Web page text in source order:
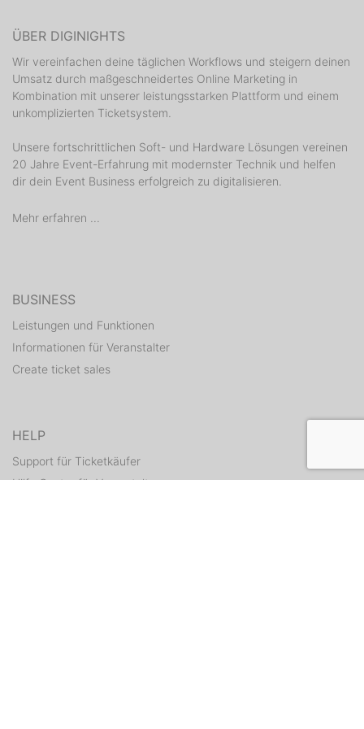
ÜBER DIGINIGHTS
Wir vereinfachen deine täglichen Workflows und steigern deinen
Umsatz durch maßgeschneidertes Online Marketing in
Kombination mit unserer leistungsstarken Plattform und einem
unkomplizierten Ticketsystem.
Unsere fortschrittlichen Soft- und Hardware Lösungen vereinen
20 Jahre Event-Erfahrung mit modernster Technik und helfen
dir dein Event Business erfolgreich zu digitalisieren.
Mehr erfahren ...
BUSINESS
Leistungen und Funktionen
Informationen für Veranstalter
Create ticket sales
HELP
Support für Ticketkäufer
Hilfe Center für Veranstalter